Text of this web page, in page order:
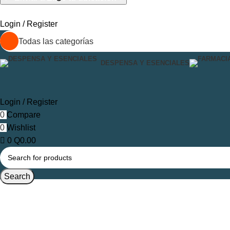
Login / Register
Todas las categorías
DESPENSA Y ESENCIALES
Login / Register
0 Compare
0 Wishlist
0 Q0.00
Search